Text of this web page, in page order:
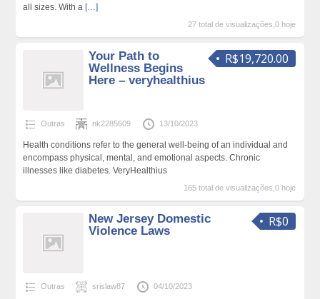
all sizes. With a […]
27 total de visualizações,0 hoje
R$19,720.00
Your Path to
Wellness Begins
Here – veryhealthius
Outras nk2285609 13/10/2023
Health conditions refer to the general well-being of an individual and
encompass physical, mental, and emotional aspects. Chronic
illnesses like diabetes. VeryHealthius
165 total de visualizações,0 hoje
R$0
New Jersey Domestic
Violence Laws
Outras srislaw87 04/10/2023